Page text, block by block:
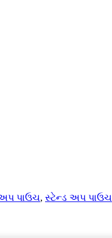
અપ પાઉચ, સ્ટેન્ડ અપ પાઉચ